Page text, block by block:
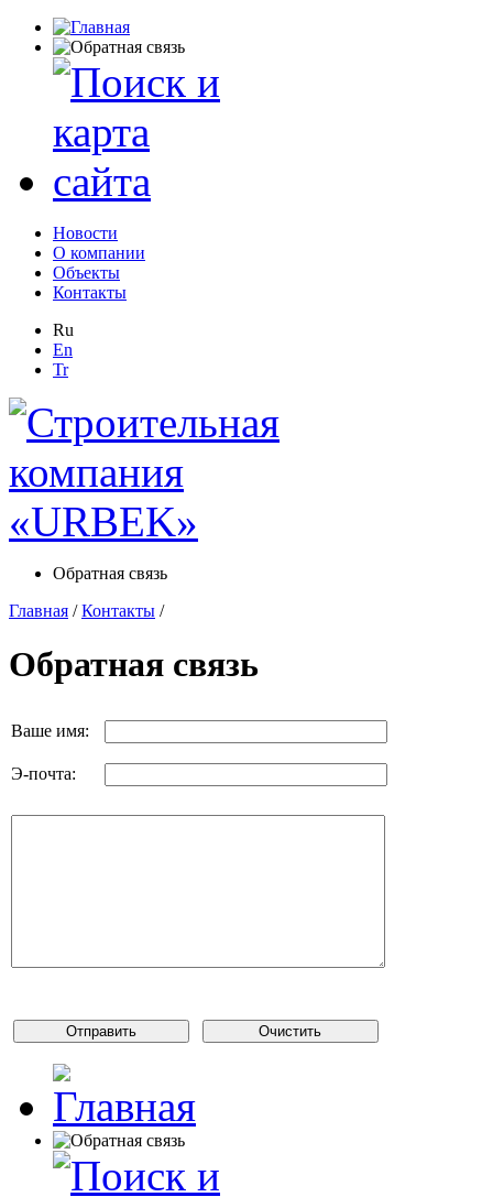
Новости
О компании
Объекты
Контакты
Ru
En
Tr
Обратная связь
Главная /Контакты /
Обратная связь
Ваше имя:
Э-почта: